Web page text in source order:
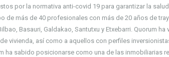
por la normativa anti-covid 19 para garantizar la
de más de 40 profesionales con más de 20 años de
Basauri, Galdakao, Santutxu y Etxebarri. Quorum
vivienda, así como a aquellos con perfiles
ha sabido posicionarse como una de las inmobiliarias